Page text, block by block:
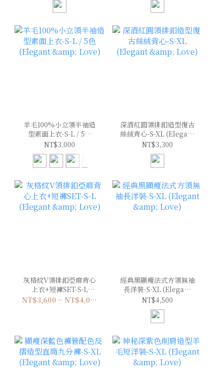
羊毛100%小立領半袖造
型素面上衣-S-L / 5色
(Elegant & Love)
NT$3,000
深酒紅圓領排釦造型復古
絲絨背心-S-XL (Elegant
& Love)
NT$3,300
灰格紋V領排釦亞麻背心
上衣+短褲SET-S-L
(Elegant & Love) NT$3,600 ~ NT$4,000
經典黑顯瘦法式方領無袖
長洋裝-S-XL (Elegant
& Love)
NT$4,500